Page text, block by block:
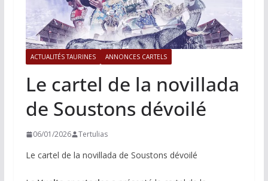
ACTUALITÉS TAURINES ANNONCES CARTELS
Le cartel de la novillada
de Soustons dévoilé
06/01/2026 Tertulias
Le cartel de la novillada de Soustons dévoilé